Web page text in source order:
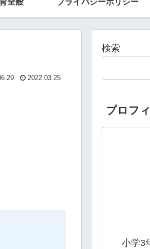
2022.03.25
検索
プロフ
小学3